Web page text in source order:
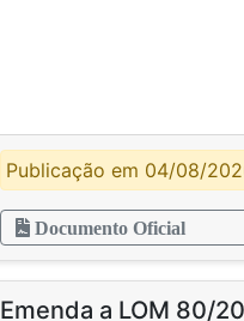
Publicação em 04/08/
Documento Oficial
Emenda a LOM 80/